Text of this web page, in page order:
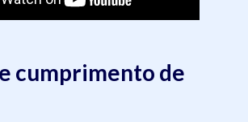
cumprimento de